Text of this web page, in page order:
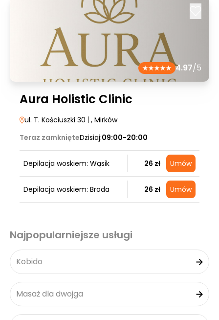
4.97/5
Aura Holistic Clinic
ul. T. Kościuszki 30 , Mirków
Teraz zamknięteDzisiaj:09:00-20:00
Depilacja woskiem: Wąsik 26 zł Umów
Depilacja woskiem: Broda 26 zł Umów
Najpopularniejsze usługi
Kobido
Masaż dla dwojga